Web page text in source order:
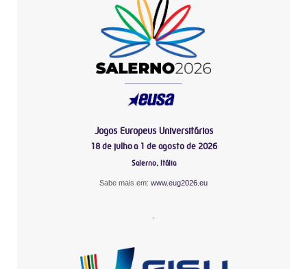
Jogos Europeus Universitários
18 de julho a 1 de agosto de 2026
Salerno, Itália
Sabe mais em: www.eug2026.eu
-